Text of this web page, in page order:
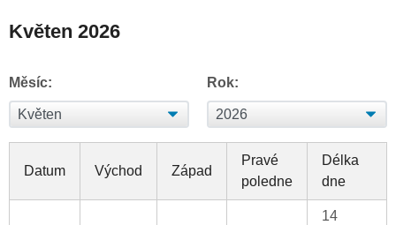
Květen 2026
Měsíc: Rok:
Datum Východ Západ
Pravé
poledne
Délka
dne
14